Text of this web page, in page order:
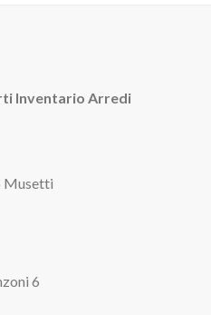
Inventario Arredi
Musetti
6